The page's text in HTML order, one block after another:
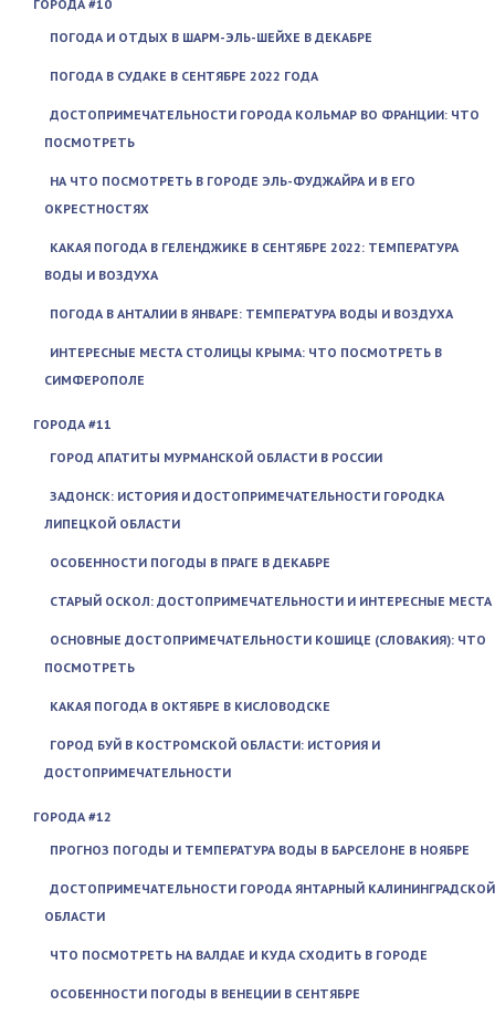
ГОРОДА #10
ПОГОДА И ОТДЫХ В ШАРМ-ЭЛЬ-ШЕЙХЕ В ДЕКАБРЕ
ПОГОДА В СУДАКЕ В СЕНТЯБРЕ 2022 ГОДА
ДОСТОПРИМЕЧАТЕЛЬНОСТИ ГОРОДА КОЛЬМАР ВО ФРАНЦИИ: ЧТО
ПОСМОТРЕТЬ
НА ЧТО ПОСМОТРЕТЬ В ГОРОДЕ ЭЛЬ-ФУДЖАЙРА И В ЕГО
ОКРЕСТНОСТЯХ
КАКАЯ ПОГОДА В ГЕЛЕНДЖИКЕ В СЕНТЯБРЕ 2022: ТЕМПЕРАТУРА
ВОДЫ И ВОЗДУХА
ПОГОДА В АНТАЛИИ В ЯНВАРЕ: ТЕМПЕРАТУРА ВОДЫ И ВОЗДУХА
ИНТЕРЕСНЫЕ МЕСТА СТОЛИЦЫ КРЫМА: ЧТО ПОСМОТРЕТЬ В
СИМФЕРОПОЛЕ
ГОРОДА #11
ГОРОД АПАТИТЫ МУРМАНСКОЙ ОБЛАСТИ В РОССИИ
ЗАДОНСК: ИСТОРИЯ И ДОСТОПРИМЕЧАТЕЛЬНОСТИ ГОРОДКА
ЛИПЕЦКОЙ ОБЛАСТИ
ОСОБЕННОСТИ ПОГОДЫ В ПРАГЕ В ДЕКАБРЕ
СТАРЫЙ ОСКОЛ: ДОСТОПРИМЕЧАТЕЛЬНОСТИ И ИНТЕРЕСНЫЕ МЕСТА
ОСНОВНЫЕ ДОСТОПРИМЕЧАТЕЛЬНОСТИ КОШИЦЕ (СЛОВАКИЯ): ЧТО
ПОСМОТРЕТЬ
КАКАЯ ПОГОДА В ОКТЯБРЕ В КИСЛОВОДСКЕ
ГОРОД БУЙ В КОСТРОМСКОЙ ОБЛАСТИ: ИСТОРИЯ И
ДОСТОПРИМЕЧАТЕЛЬНОСТИ
ГОРОДА #12
ПРОГНОЗ ПОГОДЫ И ТЕМПЕРАТУРА ВОДЫ В БАРСЕЛОНЕ В НОЯБРЕ
ДОСТОПРИМЕЧАТЕЛЬНОСТИ ГОРОДА ЯНТАРНЫЙ КАЛИНИНГРАДСКОЙ
ОБЛАСТИ
ЧТО ПОСМОТРЕТЬ НА ВАЛДАЕ И КУДА СХОДИТЬ В ГОРОДЕ
ОСОБЕННОСТИ ПОГОДЫ В ВЕНЕЦИИ В СЕНТЯБРЕ